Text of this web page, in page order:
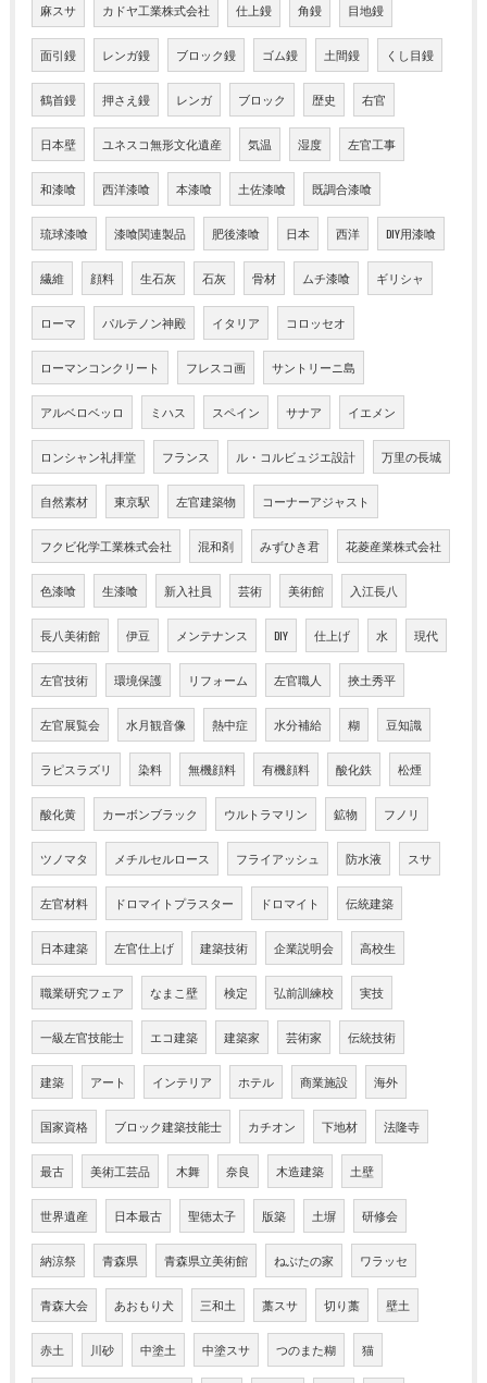
麻スサ カドヤ工業株式会社 仕上鏝 角鏝 目地鏝
面引鏝 レンガ鏝 ブロック鏝 ゴム鏝 土間鏝 くし目鏝
鶴首鏝 押さえ鏝 レンガ ブロック 歴史 右官
日本壁 ユネスコ無形文化遺産 気温 湿度 左官工事
和漆喰 西洋漆喰 本漆喰 土佐漆喰 既調合漆喰
琉球漆喰 漆喰関連製品 肥後漆喰 日本 西洋 DIY用漆喰
繊維 顔料 生石灰 石灰 骨材 ムチ漆喰 ギリシャ
ローマ パルテノン神殿 イタリア コロッセオ
ローマンコンクリート フレスコ画 サントリーニ島
アルベロベッロ ミハス スペイン サナア イエメン
ロンシャン礼拝堂 フランス ル・コルビュジエ設計 万里の長城
自然素材 東京駅 左官建築物 コーナーアジャスト
フクビ化学工業株式会社 混和剤 みずひき君 花菱産業株式会社
色漆喰 生漆喰 新入社員 芸術 美術館 入江長八
長八美術館 伊豆 メンテナンス DIY 仕上げ 水 現代
左官技術 環境保護 リフォーム 左官職人 挾土秀平
左官展覧会 水月観音像 熱中症 水分補給 糊 豆知識
ラピスラズリ 染料 無機顔料 有機顔料 酸化鉄 松煙
酸化黄 カーボンブラック ウルトラマリン 鉱物 フノリ
ツノマタ メチルセルロース フライアッシュ 防水液 スサ
左官材料 ドロマイトプラスター ドロマイト 伝統建築
日本建築 左官仕上げ 建築技術 企業説明会 高校生
職業研究フェア なまこ壁 検定 弘前訓練校 実技
一級左官技能士 エコ建築 建築家 芸術家 伝統技術
建築 アート インテリア ホテル 商業施設 海外
国家資格 ブロック建築技能士 カチオン 下地材 法隆寺
最古 美術工芸品 木舞 奈良 木造建築 土壁
世界遺産 日本最古 聖徳太子 版築 土塀 研修会
納涼祭 青森県 青森県立美術館 ねぶたの家 ワラッセ
青森大会 あおもり犬 三和土 藁スサ 切り藁 壁土
赤土 川砂 中塗土 中塗スサ つのまた糊 猫